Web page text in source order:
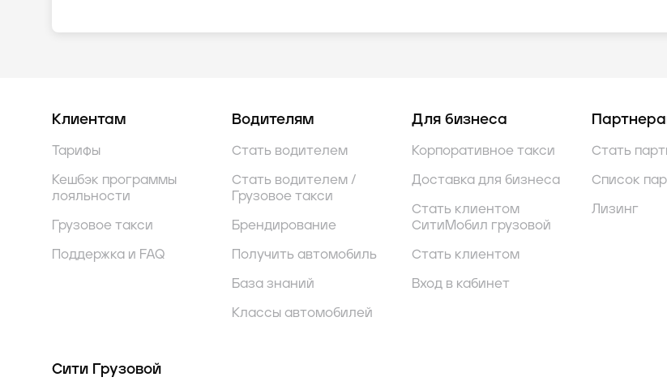
Клиентам
Тарифы
Кешбэк программы
лояльности
Грузовое такси
Поддержка и FAQ
Водителям
Стать водителем
Стать водителем /
Грузовое такси
Брендирование
Получить автомобиль
База знаний
Классы автомобилей
Для бизнеса
Корпоративное такси
Доставка для бизнеса
Стать клиентом
СитиМобил грузовой
Стать клиентом
Вход в кабинет
Стать
Список
Лизинг
Сити Грузовой